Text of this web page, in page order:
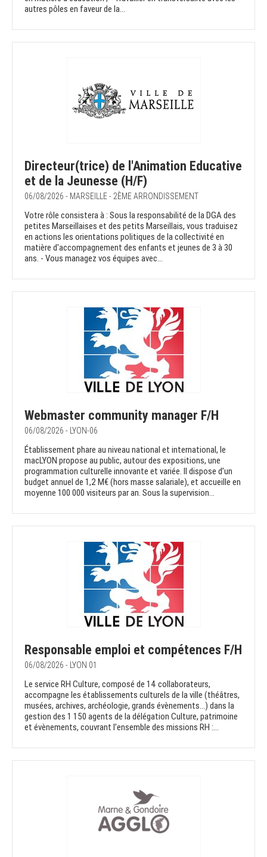
autres pôles en faveur de la...
Directeur(trice) de l'Animation Educative
et de la Jeunesse (H/F)
06/08/2026 - MARSEILLE - 2ÈME ARRONDISSEMENT
Votre rôle consistera à : Sous la responsabilité de la DGA des
petites Marseillaises et des petits Marseillais, vous traduisez
en actions les orientations politiques de la collectivité en
matière d'accompagnement des enfants et jeunes de 3 à 30
ans. - Vous managez vos équipes avec...
Webmaster community manager F/H
06/08/2026 - LYON-06
Établissement phare au niveau national et international, le
macLYON propose au public, autour des expositions, une
programmation culturelle innovante et variée. Il dispose d’un
budget annuel de 1,2 M€ (hors masse salariale), et accueille en
moyenne 100 000 visiteurs par an. Sous la supervision...
Responsable emploi et compétences F/H
06/08/2026 - LYON 01
Le service RH Culture, composé de 14 collaborateurs,
accompagne les établissements culturels de la ville (théâtres,
musées, archives, archéologie, grands évènements...) dans la
gestion des 1 150 agents de la délégation Culture, patrimoine
et évènements, couvrant l’ensemble des missions RH :...